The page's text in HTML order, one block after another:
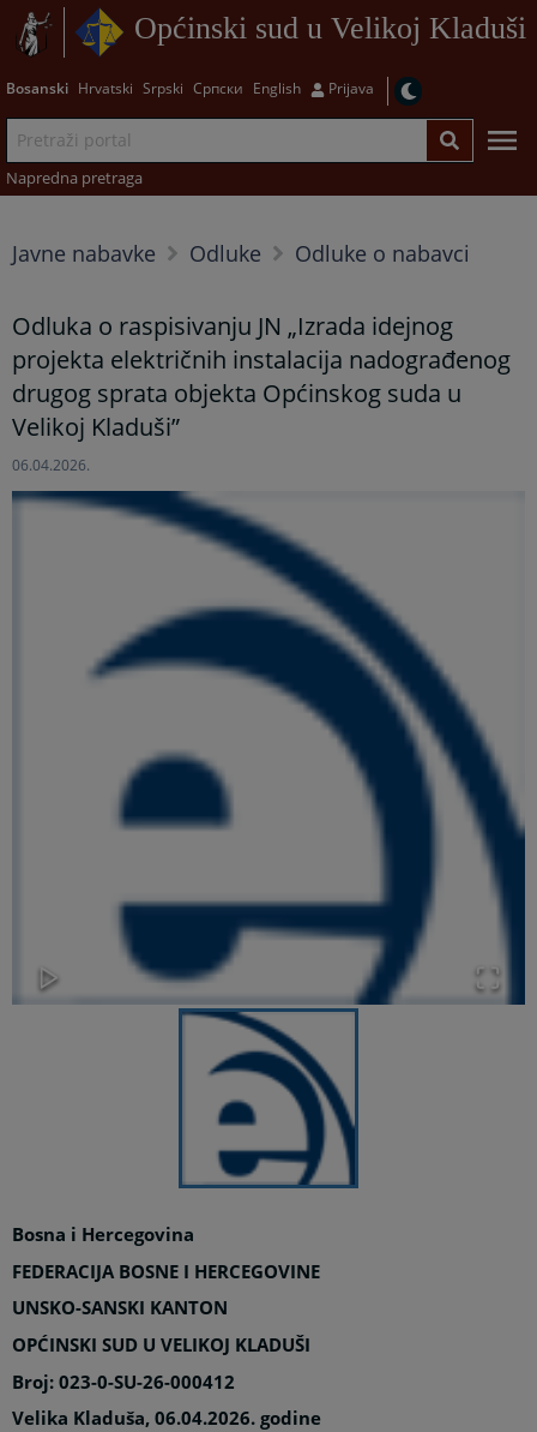
Općinski sud u Velikoj Kladuši
Bosanski Hrvatski Srpski Српски English Prijava
Napredna pretraga
Javne nabavke Odluke Odluke o nabavci
Odluka o raspisivanju JN „Izrada idejnog
projekta električnih instalacija nadograđenog
drugog sprata objekta Općinskog suda u
Velikoj Kladuši”
06.04.2026.
Bosna i Hercegovina
FEDERACIJA BOSNE I HERCEGOVINE
UNSKO-SANSKI KANTON
OPĆINSKI SUD U VELIKOJ KLADUŠI
Broj: 023-0-SU-26-000412
Velika Kladuša, 06.04.2026. godine